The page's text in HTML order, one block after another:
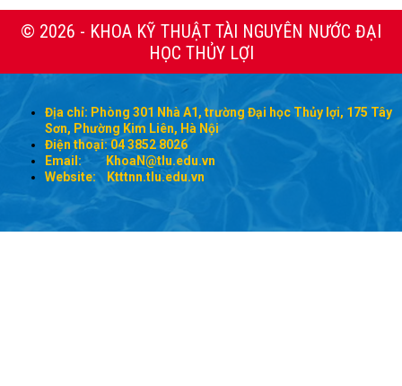
© 2026 - KHOA KỸ THUẬT TÀI NGUYÊN NƯỚC ĐẠI
HỌC THỦY LỢI
Địa chỉ: Phòng 301 Nhà A1, trường Đại học Thủy lợi, 175 Tây
Sơn, Phường Kim Liên, Hà Nội
Điện thoại: 04 3852 8026
Email: KhoaN@tlu.edu.vn
Website: Ktttnn.tlu.edu.vn